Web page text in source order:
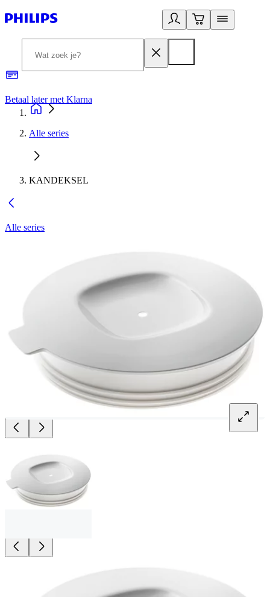
Betaal later met Klarna
Alle series
KANDEKSEL
Alle series